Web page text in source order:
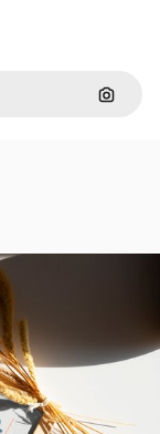
通過圖